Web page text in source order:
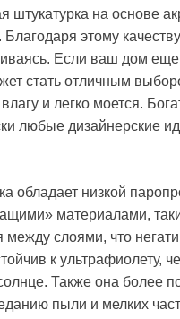
штукатурка на основе
этому
Если ваш дом
стать отличным
и легко моется.
любые дизайнерские
обладает низкой
материалами,
слоями, что
к ультрафиолету,
Также она более
пыли и мелких